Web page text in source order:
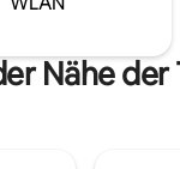
Lichttherapie-
Nähe